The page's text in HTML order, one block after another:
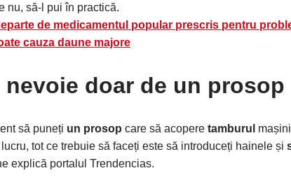
nu, să-l pui în practică.
de medicamentul popular prescris pentru
cauza daune majore
nevoie doar de un prosop
să puneți un prosop care să acopere tamburul
tot ce trebuie să faceți este să introduceți hainele și
explică portalul Trendencias.